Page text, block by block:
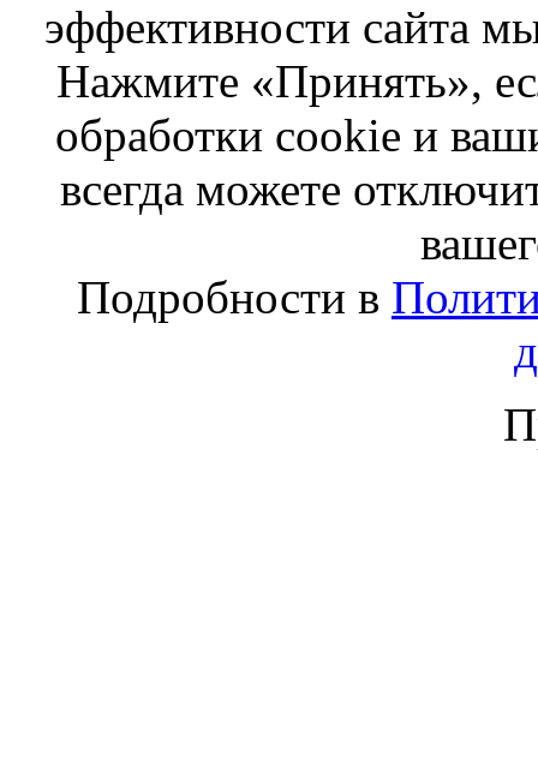
эффективности сайта
Нажмите «Принять»,
обработки cookie и
всегда можете
Подробности в